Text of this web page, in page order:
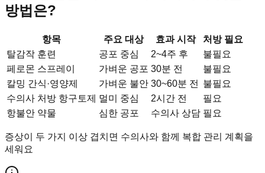
방법은?
항목 주요 대상 효과 시작
처방 필요
탈감작 훈련
공포 중심 2~4주 후
불필요
페로몬 스프레이
가벼운 공포 30분 전
불필요
칼밍 간식·영양제
가벼운 불안 30~60분 전
불필요
수의사 처방 항구토제 멀미 중심 2시간 전
필요
항불안 약물
심한 공포 수의사 상담 필요
증상이 두 가지 이상 겹치면 수의사와 함께 복합 관리 계획을
세워요